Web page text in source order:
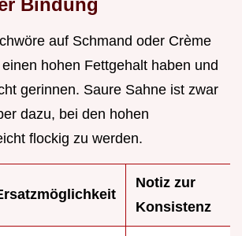
Bindung
auf Schmand oder Crème
hohen Fettgehalt haben und
gerinnen. Saure Sahne ist zwar
dazu, bei den hohen
flockig zu werden.
Notiz zur
Konsistenz